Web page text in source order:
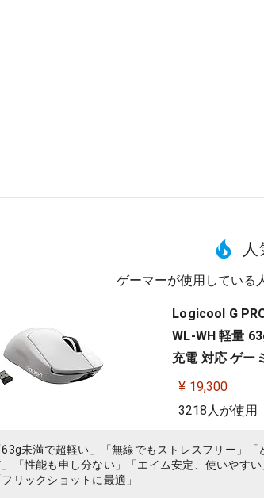
人
ゲーマーが使用している
Logicool G
WL-WH 軽量
充電 対応 ゲー
¥ 19,300
3218人が使用
63g未満で超軽い」「無線でもストレスフリー」
「性能も申し分ない」「エイム安定、使いやす
フリックショットに最適」